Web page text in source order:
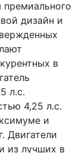
премиального
дизайн и
в
л.с.
4,25 л.с.
и
Двигатели
из лучших в